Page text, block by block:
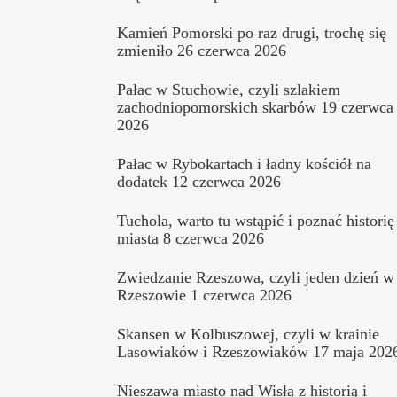
Kamień Pomorski po raz drugi, trochę się
zmieniło 26 czerwca 2026
Pałac w Stuchowie, czyli szlakiem
zachodniopomorskich skarbów 19 czerwca
2026
Pałac w Rybokartach i ładny kościół na
dodatek 12 czerwca 2026
Tuchola, warto tu wstąpić i poznać historię
miasta 8 czerwca 2026
Zwiedzanie Rzeszowa, czyli jeden dzień w
Rzeszowie 1 czerwca 2026
Skansen w Kolbuszowej, czyli w krainie
Lasowiaków i Rzeszowiaków 17 maja
Nieszawa miasto nad Wisłą z historią i